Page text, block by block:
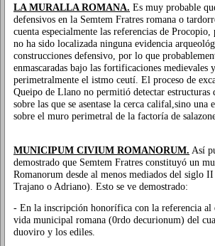
LA MURALLA ROMANA. Es muy probable
defensivos en la Semtem Fratres romana o
cuenta especialmente las referencias de
no ha sido localizada ninguna evidencia
construcciones defensivo, por lo que
enmascaradas bajo las fortificaciones medievales
perimetralmente el istmo ceutí. El proceso de
Queipo de Llano no permitió detectar estructuras
sobre las que se asentase la cerca califal,sino una
sobre el muro perimetral de la factoría de
MUNICIPUM CIVIUM ROMANORUM. Así
demostrado que Semtem Fratres constituyó un
Romanorum desde al menos mediados del siglo
Trajano o Adriano). Esto se ve demostrado:
- En la inscripción honorífica con la referencia al
vida municipal romana (0rdo decurionum) del
duoviro y los ediles.